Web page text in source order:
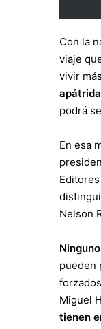
Con la
viaje
vivir
podrá
En esa
Nelson
pueden
Miguel
tienen